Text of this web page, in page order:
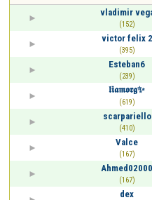
vladimir
(152)
victor felix 2
(395)
Esteban6
(239)
𝖑𝖎𝖆𝖒𝖔𝖗𝖌✨
(619)
scarpariello
(410)
Valce
(167)
Ahmed02000
(167)
dex